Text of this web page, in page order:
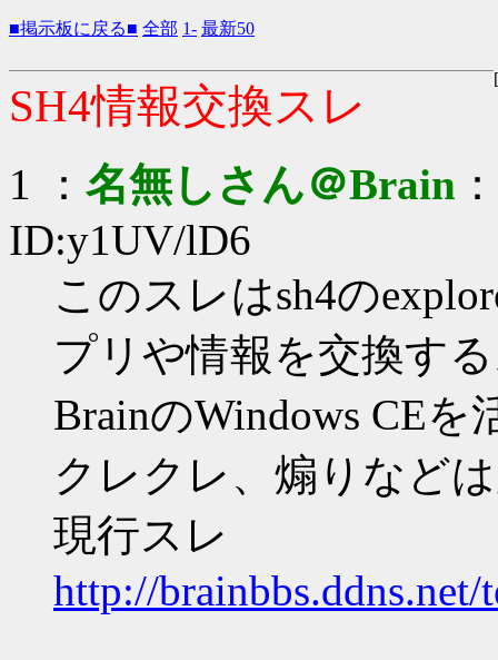
■掲示板に戻る■ 全部 1- 最新50
SH4情報交換スレ
1 ： 名無しさん＠Brain
ID:y1UV/lD6
このスレはsh4の
プリや情報を交換す
BrainのWindows CE
クレクレ、煽りなど
現行スレ
http://